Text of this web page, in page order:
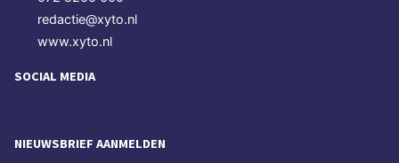
redactie@xyto.nl
www.xyto.nl
SOCIAL MEDIA
NIEUWSBRIEF AANMELDEN